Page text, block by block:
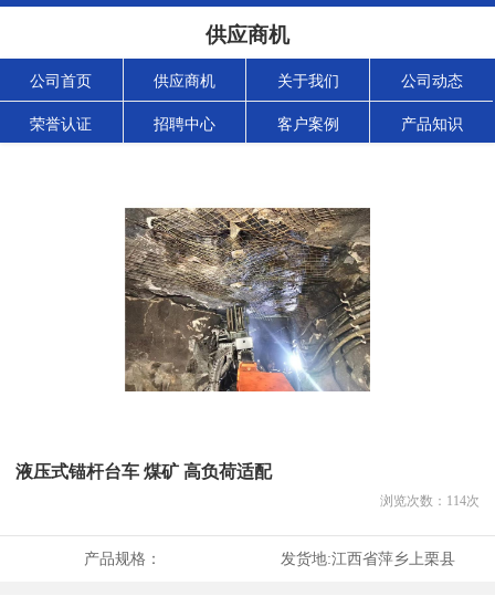
供应商机
公司首页 供应商机 关于我们 公司动态
荣誉认证 招聘中心 客户案例 产品知识
液压式锚杆台车 煤矿 高负荷适配
浏览次数： 114次
产品规格： 发货地:江西省萍乡上栗县